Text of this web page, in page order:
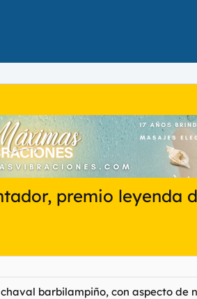
premio leyenda
barbilampiño, con aspecto